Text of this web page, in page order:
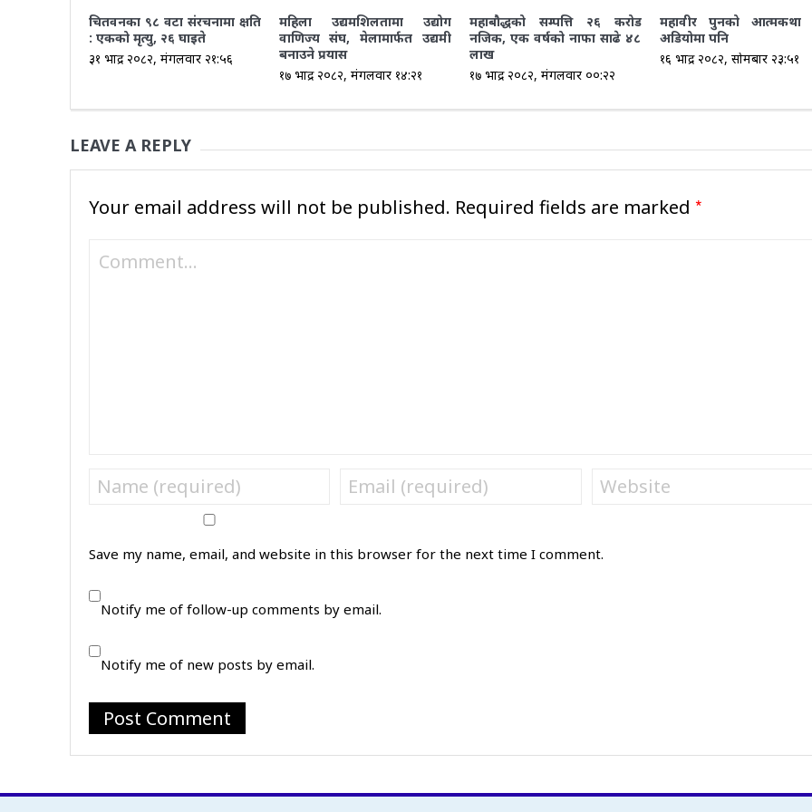
चितवनका ९८ वटा संरचनामा क्षति
: एकको मृत्यु, २६ घाइते
३१ भाद्र २०८२, मंगलवार २१:५६
महिला उद्यमशिलतामा उद्योग
वाणिज्य संघ, मेलामार्फत उद्यमी
बनाउने प्रयास
१७ भाद्र २०८२, मंगलवार १४:२१
महाबौद्धको सम्पत्ति २६ करोड
नजिक, एक वर्षको नाफा साढे ४८
लाख
१७ भाद्र २०८२, मंगलवार ००:२२
महावीर पुनको
अडियोमा पनि
१६ भाद्र २०८२, सोमबार २३:५१
LEAVE A REPLY
Your email address will not be published. Required fields are marked *
Save my name, email, and website in this browser for the next time I comment.
Notify me of follow-up comments by email.
Notify me of new posts by email.